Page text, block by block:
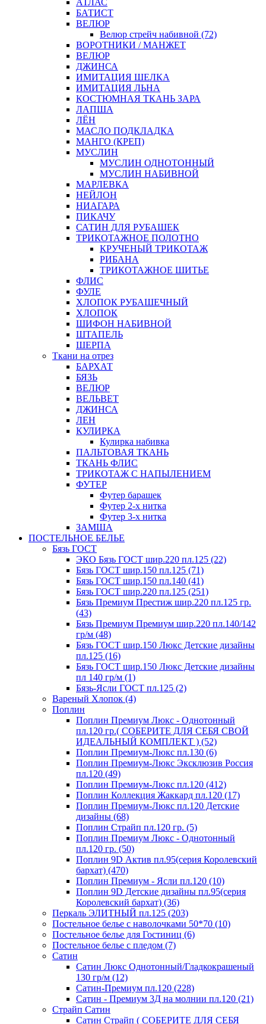
АТЛАС
БАТИСТ
ВЕЛЮР
Велюр стрейч набивной (72)
ВОРОТНИКИ / МАНЖЕТ
ВЕЛЮР
ДЖИНСА
ИМИТАЦИЯ ШЕЛКА
ИМИТАЦИЯ ЛЬНА
КОСТЮМНАЯ ТКАНЬ ЗАРА
ЛАПША
ЛЁН
МАСЛО ПОДКЛАДКА
МАНГО (КРЕП)
МУСЛИН
МУСЛИН ОДНОТОННЫЙ
МУСЛИН НАБИВНОЙ
МАРЛЕВКА
НЕЙЛОН
НИАГАРА
ПИКАЧУ
САТИН ДЛЯ РУБАШЕК
ТРИКОТАЖНОЕ ПОЛОТНО
КРУЧЕНЫЙ ТРИКОТАЖ
РИБАНА
ТРИКОТАЖНОЕ ШИТЬЕ
ФЛИС
ФУЛЕ
ХЛОПОК РУБАШЕЧНЫЙ
ХЛОПОК
ШИФОН НАБИВНОЙ
ШТАПЕЛЬ
ШЕРПА
Ткани на отрез
БАРХАТ
БЯЗЬ
ВЕЛЮР
ВЕЛЬВЕТ
ДЖИНСА
ЛЕН
КУЛИРКА
Кулирка набивка
ПАЛЬТОВАЯ ТКАНЬ
ТКАНЬ ФЛИС
ТРИКОТАЖ С НАПЫЛЕНИЕМ
ФУТЕР
Футер барашек
Футер 2-х нитка
Футер 3-х нитка
ЗАМША
ПОСТЕЛЬНОЕ БЕЛЬЕ
Бязь ГОСТ
ЭКО Бязь ГОСТ шир.220 пл.125 (22)
Бязь ГОСТ шир.150 пл.125 (71)
Бязь ГОСТ шир.150 пл.140 (41)
Бязь ГОСТ шир.220 пл.125 (251)
Бязь Премиум Престиж шир.220 пл.125 гр.
(43)
Бязь Премиум Премиум шир.220 пл.140/142
гр/м (48)
Бязь ГОСТ шир.150 Люкс Детские дизайны
пл.125 (16)
Бязь ГОСТ шир.150 Люкс Детские дизайны
пл 140 гр/м (1)
Бязь-Ясли ГОСТ пл.125 (2)
Вареный Хлопок (4)
Поплин
Поплин Премиум Люкс - Однотонный
пл.120 гр.( СОБЕРИТЕ ДЛЯ СЕБЯ СВОЙ
ИДЕАЛЬНЫЙ КОМПЛЕКТ ) (52)
Поплин Премиум-Люкс пл.130 (6)
Поплин Премиум-Люкс Эксклюзив Россия
пл.120 (49)
Поплин Премиум-Люкс пл.120 (412)
Поплин Коллекция Жаккард пл.120 (17)
Поплин Премиум-Люкс пл.120 Детские
дизайны (68)
Поплин Страйп пл.120 гр. (5)
Поплин Премиум Люкс - Однотонный
пл.120 гр. (50)
Поплин 9D Актив пл.95(серия Королевский
бархат) (470)
Поплин Премиум - Ясли пл.120 (10)
Поплин 9D Детские дизайны пл.95(серия
Королевский бархат) (36)
Перкаль ЭЛИТНЫЙ пл.125 (203)
Постельное белье с наволочками 50*70 (10)
Постельное белье для Гостиниц (6)
Постельное белье с пледом (7)
Сатин
Сатин Люкс Однотонный/Гладкокрашеный
130 гр/м (12)
Сатин-Премиум пл.120 (228)
Сатин - Премиум 3Д на молнии пл.120 (21)
Страйп Сатин
Сатин Страйп ( СОБЕРИТЕ ДЛЯ СЕБЯ